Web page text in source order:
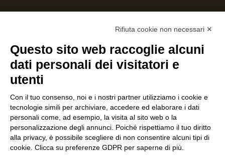
Rifiuta cookie non necessari ✕
Questo sito web raccoglie alcuni
dati personali dei visitatori e
utenti
Con il tuo consenso, noi e i nostri partner utilizziamo i cookie e
tecnologie simili per archiviare, accedere ed elaborare i dati
personali come, ad esempio, la visita al sito web o la
personalizzazione degli annunci. Poiché rispettiamo il tuo diritto
alla privacy, è possibile scegliere di non consentire alcuni tipi di
cookie. Clicca su preferenze GDPR per saperne di più.